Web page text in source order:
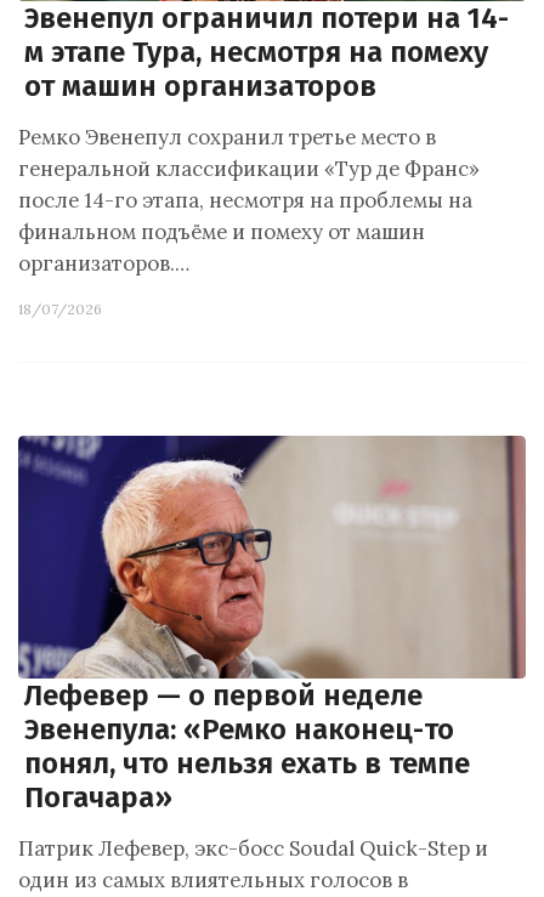
Эвенепул ограничил потери на 14-
м этапе Тура, несмотря на помеху
от машин организаторов
Ремко Эвенепул сохранил третье место в
генеральной классификации «Тур де Франс»
после 14-го этапа, несмотря на проблемы на
финальном подъёме и помеху от машин
организаторов.…
18/07/2026
Лефевер — о первой неделе
Эвенепула: «Ремко наконец-то
понял, что нельзя ехать в темпе
Погачара»
Патрик Лефевер, экс-босс Soudal Quick-Step и
один из самых влиятельных голосов в